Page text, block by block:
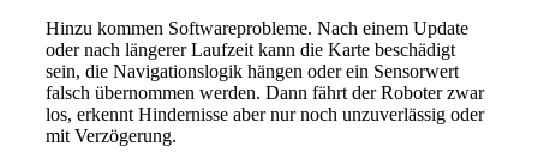
Hinzu kommen Softwareprobleme. Nach einem Update
oder nach längerer Laufzeit kann die Karte beschädigt
sein, die Navigationslogik hängen oder ein Sensorwert
falsch übernommen werden. Dann fährt der Roboter zwar
los, erkennt Hindernisse aber nur noch unzuverlässig oder
mit Verzögerung.